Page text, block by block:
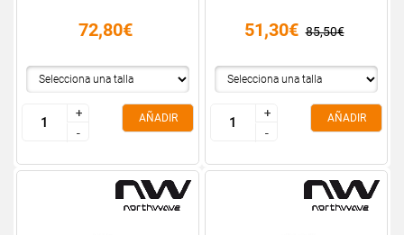
72,80€
+
-
+
-
AÑADIR
51,30€ 85,50€
+
-
+
-
AÑADIR